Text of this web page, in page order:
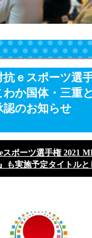
抗ｅスポーツ選
か国体・三重
認のお知らせ
eスポーツ選手権2021
も実施予定タイトル